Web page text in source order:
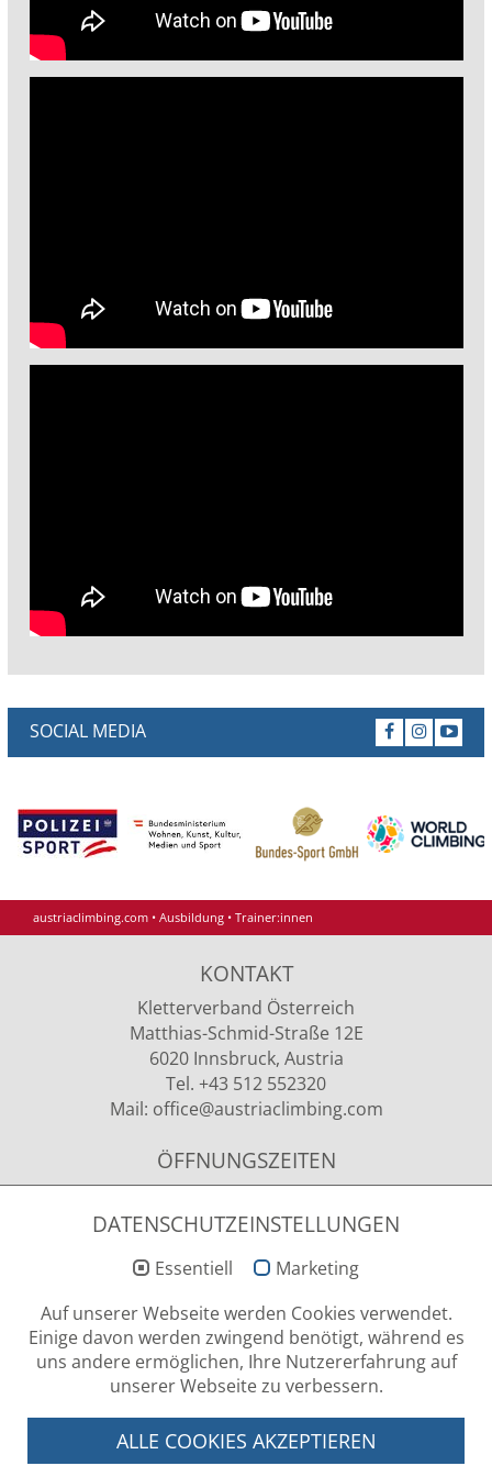
SOCIAL MEDIA
austriaclimbing.com • Ausbildung • Trainer:innen
KONTAKT
Kletterverband Österreich
Matthias-Schmid-Straße 12E
6020 Innsbruck, Austria
Tel. +43 512 552320
Mail: office@austriaclimbing.com
ÖFFNUNGSZEITEN
09.00 - 12.00 Uhr & 13.00 - 15.00 Uhr
NEWSLETTER ANMELDUNG
LOG-IN BEREICH
DATENSCHUTZEINSTELLUNGEN
Essentiell
Marketing
Auf unserer Webseite werden Cookies verwendet.
Einige davon werden zwingend benötigt, während es
uns andere ermöglichen, Ihre Nutzererfahrung auf
unserer Webseite zu verbessern.
ALLE COOKIES AKZEPTIEREN